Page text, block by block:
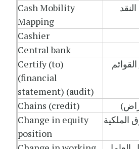
Cash Mobility
Mapping
Cashier
Central bank
Certify (to)
(financial
statement) (audit)
Chains (credit)
Change in equity
position